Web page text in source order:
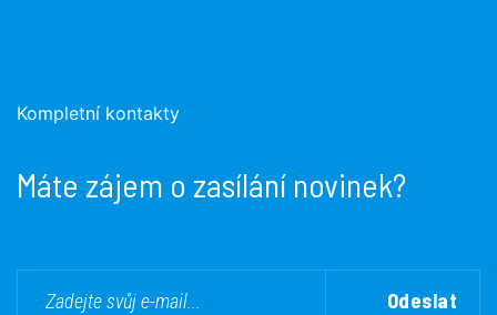
Kompletní kontakty
Máte zájem o zasílání novinek?
Odeslat